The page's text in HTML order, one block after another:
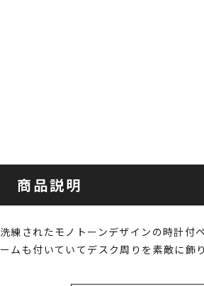
商品説明
洗練されたモノトーンデザインの時計付
ームも付いていてデスク周りを素敵に飾り